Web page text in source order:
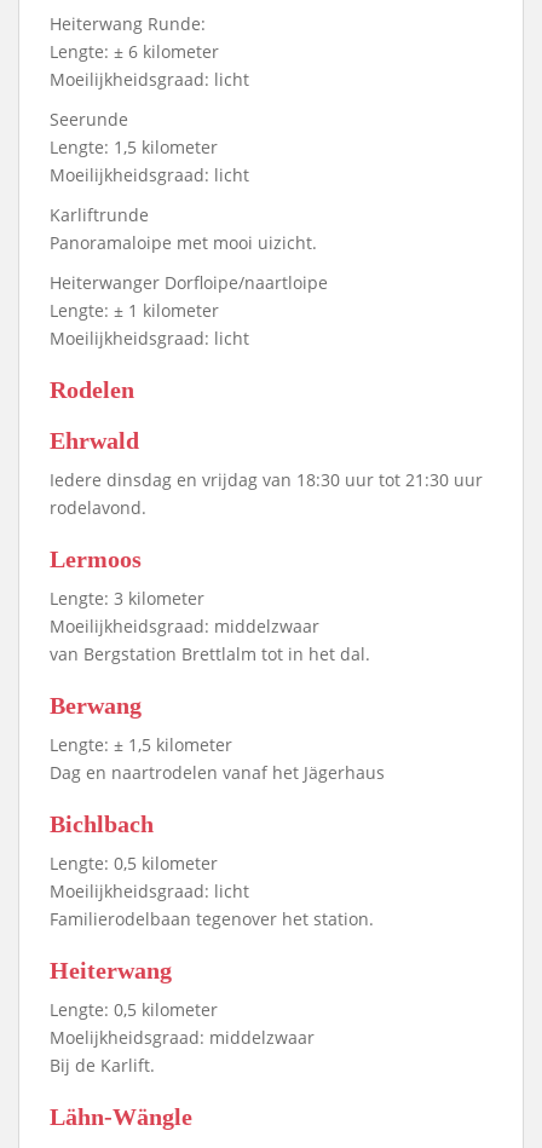
Heiterwang Runde:
Lengte: ± 6 kilometer
Moeilijkheidsgraad: licht
Seerunde
Lengte: 1,5 kilometer
Moeilijkheidsgraad: licht
Karliftrunde
Panoramaloipe met mooi uizicht.
Heiterwanger Dorfloipe/naartloipe
Lengte: ± 1 kilometer
Moeilijkheidsgraad: licht
Rodelen
Ehrwald
Iedere dinsdag en vrijdag van 18:30 uur tot 21:30 uur
rodelavond.
Lermoos
Lengte: 3 kilometer
Moeilijkheidsgraad: middelzwaar
van Bergstation Brettlalm tot in het dal.
Berwang
Lengte: ± 1,5 kilometer
Dag en naartrodelen vanaf het Jägerhaus
Bichlbach
Lengte: 0,5 kilometer
Moeilijkheidsgraad: licht
Familierodelbaan tegenover het station.
Heiterwang
Lengte: 0,5 kilometer
Moelijkheidsgraad: middelzwaar
Bij de Karlift.
Lähn-Wängle